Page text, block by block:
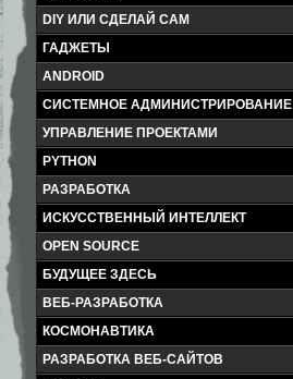
DIY ИЛИ СДЕЛАЙ САМ
ГАДЖЕТЫ
ANDROID
СИСТЕМНОЕ АДМИНИСТРИРОВАНИЕ
УПРАВЛЕНИЕ ПРОЕКТАМИ
PYTHON
РАЗРАБОТКА
ИСКУССТВЕННЫЙ ИНТЕЛЛЕКТ
OPEN SOURCE
БУДУЩЕЕ ЗДЕСЬ
ВЕБ-РАЗРАБОТКА
КОСМОНАВТИКА
РАЗРАБОТКА ВЕБ-САЙТОВ